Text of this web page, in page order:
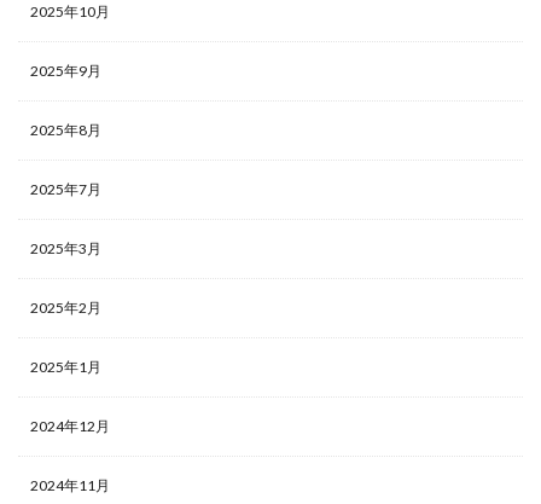
2025年10月
2025年9月
2025年8月
2025年7月
2025年3月
2025年2月
2025年1月
2024年12月
2024年11月